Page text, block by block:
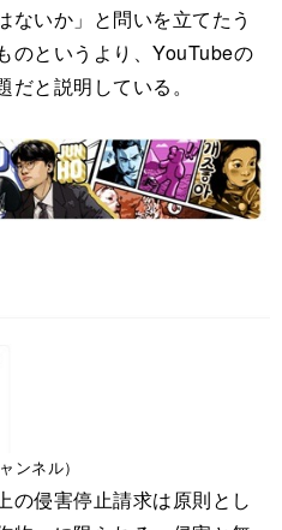
ないか」と問いを立てたう
のというより、YouTubeの
と説明している。
ンネル）
の侵害停止請求は原則とし